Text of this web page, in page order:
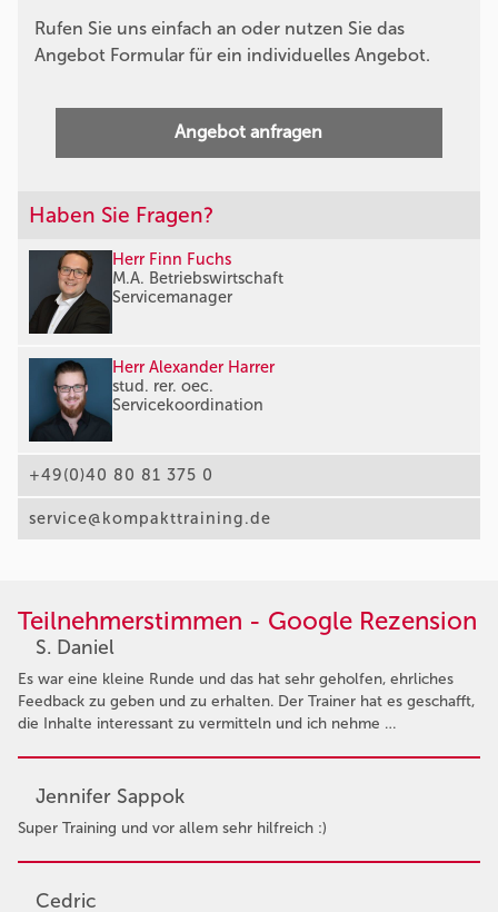
Rufen Sie uns einfach an oder nutzen Sie das
Angebot Formular für ein individuelles Angebot.
Angebot anfragen
Haben Sie Fragen?
Herr Finn Fuchs
M.A. Betriebswirtschaft
Servicemanager
Herr Alexander Harrer
stud. rer. oec.
Servicekoordination
+49(0)40 80 81 375 0
service@kompakttraining.de
Teilnehmerstimmen - Google Rezension
S. Daniel
Es war eine kleine Runde und das hat sehr geholfen, ehrliches
Feedback zu geben und zu erhalten. Der Trainer hat es geschafft,
die Inhalte interessant zu vermitteln und ich nehme …
Jennifer Sappok
Super Training und vor allem sehr hilfreich :)
Cedric